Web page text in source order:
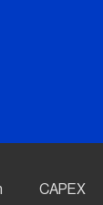
CAPEX